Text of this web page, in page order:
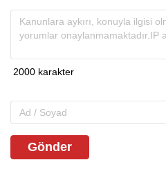
Gönder